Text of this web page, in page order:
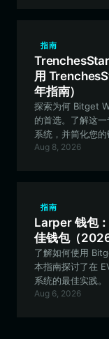
指南
用
年指南）
探索为何 Bitget
的首选。了解这
系统，并简化您的
Aug 8, 2026
指南
Larper 钱包
佳钱包（2026
了解如何使用
本指南探讨了在
系统的最佳实践。
Aug 6, 2026